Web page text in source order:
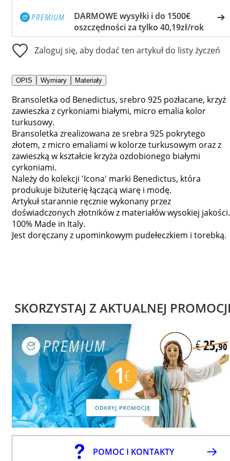
DARMOWE wysyłki i do 1500€
oszczędności za tylko 40,19zł/rok
Zaloguj się, aby dodać ten artykuł do listy życzeń
OPIS Wymiary Materiały
Bransoletka od Benedictus, srebro 925 pozłacane, krzyż
zawieszka z cyrkoniami białymi, micro emalia kolor
turkusowy.
Bransoletka zrealizowana ze srebra 925 pokrytego
złotem, z micro emaliami w kolorze turkusowym oraz z
zawieszką w kształcie krzyża ozdobionego białymi
cyrkoniami.
Należy do kolekcji 'Icona' marki Benedictus, która
produkuje biżuterię łączącą wiarę i modę.
Artykuł starannie ręcznie wykonany przez
doświadczonych złotników z materiałów wysokiej jakości.
100% Made in Italy.
Jest doręczany z upominkowym pudełeczkiem i torebką.
SKORZYSTAJ Z AKTUALNEJ
POMOC I KONTAKTY